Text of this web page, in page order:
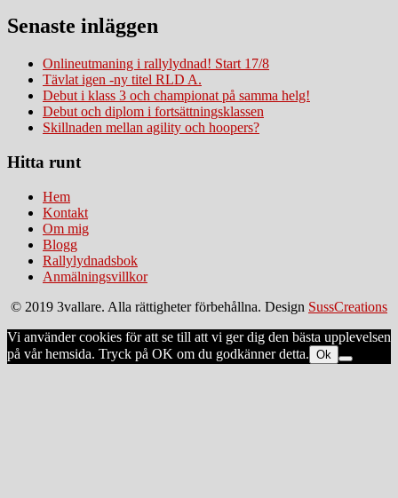
Senaste inläggen
Onlineutmaning i rallylydnad! Start 17/8
Tävlat igen -ny titel RLD A.
Debut i klass 3 och championat på samma helg!
Debut och diplom i fortsättningsklassen
Skillnaden mellan agility och hoopers?
Hitta runt
Hem
Kontakt
Om mig
Blogg
Rallylydnadsbok
Anmälningsvillkor
© 2019 3vallare. Alla rättigheter förbehållna. Design SussCreations
Vi använder cookies för att se till att vi ger dig den bästa upplevelsen
på vår hemsida. Tryck på OK om du godkänner detta. Ok